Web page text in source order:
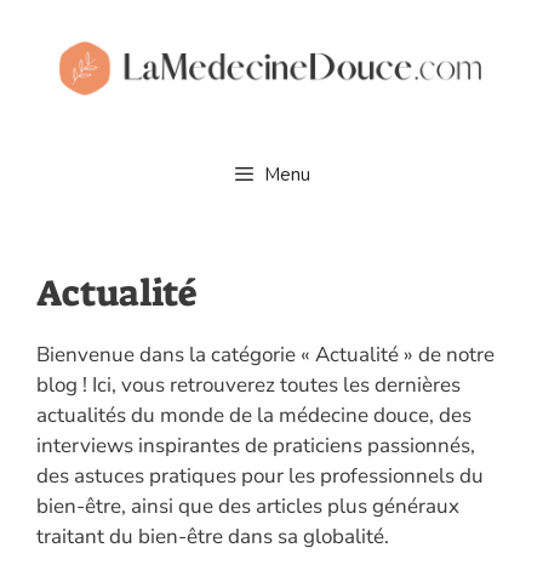
contenu
Menu
Actualité
Bienvenue dans la catégorie « Actualité » de notre
blog ! Ici, vous retrouverez toutes les dernières
actualités du monde de la médecine douce, des
interviews inspirantes de praticiens passionnés,
des astuces pratiques pour les professionnels du
bien-être, ainsi que des articles plus généraux
traitant du bien-être dans sa globalité.